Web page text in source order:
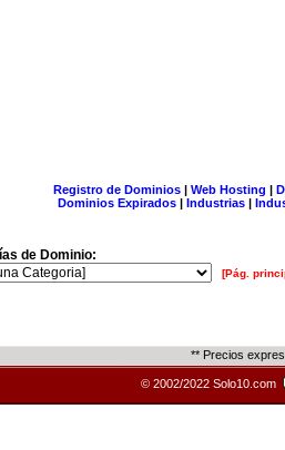
Registro de Dominios| Web Hosting |
Dominios Expirados | Industrias |
de Dominio:
[Pág.
** Precios
© 2002/2022 Solo10.com